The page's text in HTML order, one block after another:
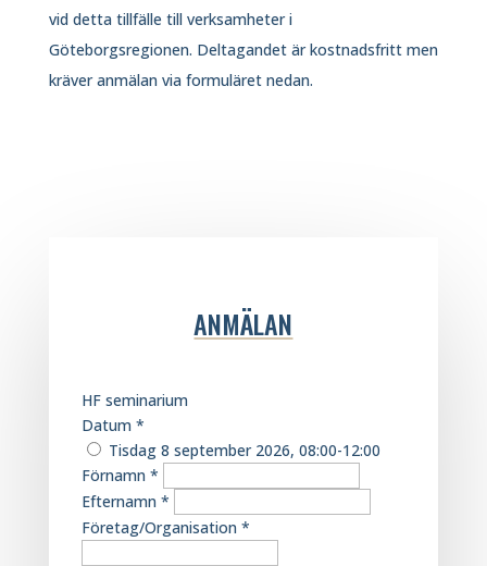
vid detta tillfälle till verksamheter i
Göteborgsregionen. Deltagandet är kostnadsfritt men
kräver anmälan via formuläret nedan.
ANMÄLAN
HF seminarium
Datum *
Tisdag 8 september 2026, 08:00-12:00
Förnamn *
Efternamn *
Företag/Organisation *